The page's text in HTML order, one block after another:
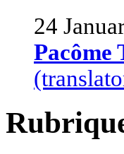
24
Pacôme